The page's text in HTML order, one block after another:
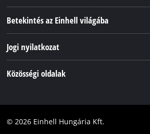
Betekintés az Einhell világába
Az Einhell világszerte
Jogi nyilatkozat
Akadálymentesítési Nyilatkozat
Közösségi oldalak
Facebook
© 2026 Einhell Hungária Kft.